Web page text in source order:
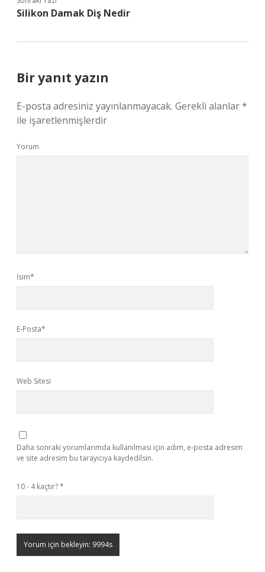
Silikon Damak Diş Nedir
Bir yanıt yazın
E-posta adresiniz yayınlanmayacak. Gerekli alanlar*
ile işaretlenmişlerdir
Yorum
İsim*
E-Posta*
Web Sitesi
Daha sonraki yorumlarımda kullanılması için adım, e-posta adresim
ve site adresim bu tarayıcıya kaydedilsin.
10 - 4 kaçtır?*